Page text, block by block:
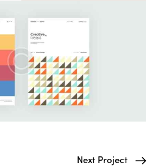
Next Project